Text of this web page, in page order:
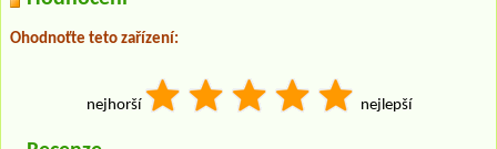
Ohodnoťte teto zařízení:
nejhorší nejlepší